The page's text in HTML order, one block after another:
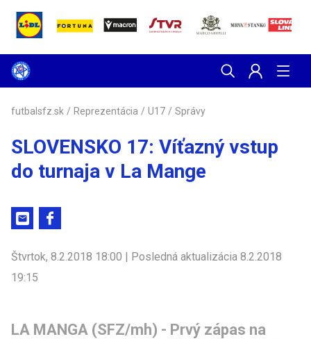
futbalsfz.sk / Reprezentácia / U17 / Správy
SLOVENSKO 17: Víťazný vstup
do turnaja v La Mange
Štvrtok, 8.2.2018 18:00 | Posledná aktualizácia 8.2.2018
19:15
LA MANGA (SFZ/mh) - Prvý zápas na